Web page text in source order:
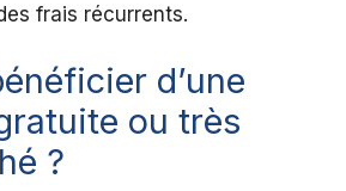
frais récurrents.
d’une
ou très
?